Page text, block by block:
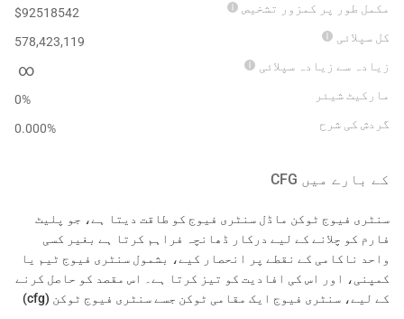
مکمل طور پر کمزور تشخیص
$92518542
کل سپلائی
578,423,119
زیادہ سے زیادہ سپلائی
∞
مارکیٹ شیئر
0%
گردش کی شرح
0.000%
کے بارے میں CFG
سنٹری فیوج ٹوکن ماڈل سنٹری فیوج کو طاقت دیتا ہے، جو پلیٹ
فارم کو چلانے کے لیے درکار ڈھانچہ فراہم کرتا ہے بغیر کسی
واحد ناکامی کے نقطے پر انحصار کیے، بشمول سنٹری فیوج ٹیم یا
کمپنی، اور اس کی افادیت کو تیز کرتا ہے۔ اس مقصد کو حاصل کرنے
کے لیے، سنٹری فیوج ایک مقامی ٹوکن جسے سنٹری فیوج ٹوکن (cfg)